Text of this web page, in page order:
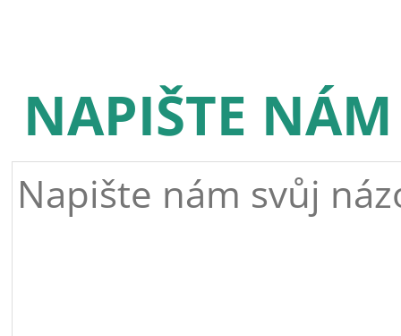
NAPIŠTE NÁM